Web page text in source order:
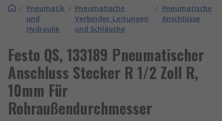
/ Pneumatik
und
Hydraulik
/ Pneumatische
Verbinder, Leitungen
und Schläuche
/ Pneumatische
Anschlüsse
Festo QS, 133189 Pneumatischer
Anschluss Stecker R 1/2 Zoll R,
10mm Für
Rohraußendurchmesser